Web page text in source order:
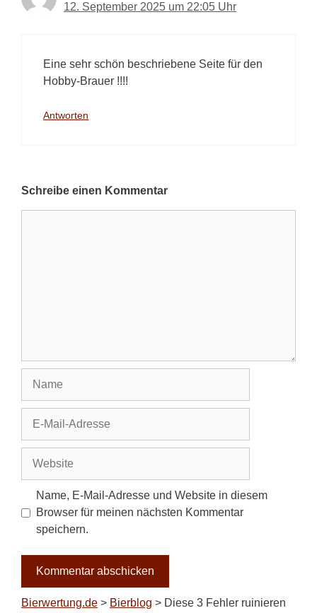
12. September 2025 um 22:05 Uhr
Eine sehr schön beschriebene Seite für den
Hobby-Brauer !!!!
Antworten
Schreibe einen Kommentar
Adresse
Name, E-Mail-Adresse und Website in diesem
Browser für meinen nächsten Kommentar
speichern.
Bierwertung.de > Bierblog > Diese 3 Fehler ruinieren